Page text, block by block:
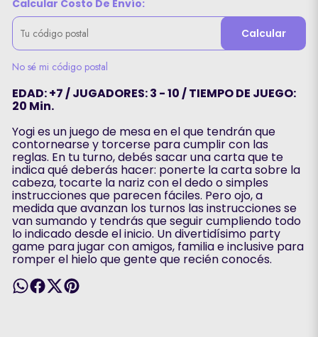
Calcular Costo De Envío:
Calcular
No sé mi código postal
EDAD: +7 / JUGADORES: 3 - 10 / TIEMPO DE JUEGO:
20 Min.
Yogi es un juego de mesa en el que tendrán que
contornearse y torcerse para cumplir con las
reglas. En tu turno, debés sacar una carta que te
indica qué deberás hacer: ponerte la carta sobre la
cabeza, tocarte la nariz con el dedo o simples
instrucciones que parecen fáciles. Pero ojo, a
medida que avanzan los turnos las instrucciones se
van sumando y tendrás que seguir cumpliendo todo
lo indicado desde el inicio. Un divertidísimo party
game para jugar con amigos, familia e inclusive para
romper el hielo que gente que recién conocés.